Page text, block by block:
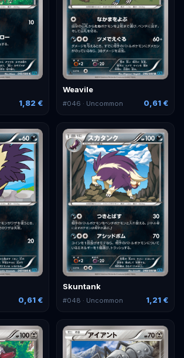
1,82 €
Weavile
#046 · Uncommon 0,61 €
0,61 €
Skuntank
#048 · Uncommon 1,21 €